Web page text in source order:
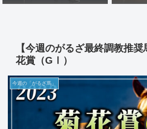
【今週のがるざ最終調教推
花賞（GⅠ）
今週の「がるざ馬」